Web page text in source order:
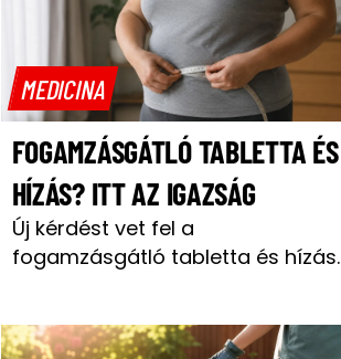
MEDICINA
FOGAMZÁSGÁTLÓ TABLETTA ÉS
HÍZÁS? ITT AZ IGAZSÁG
Új kérdést vet fel a
fogamzásgátló tabletta és hízás.